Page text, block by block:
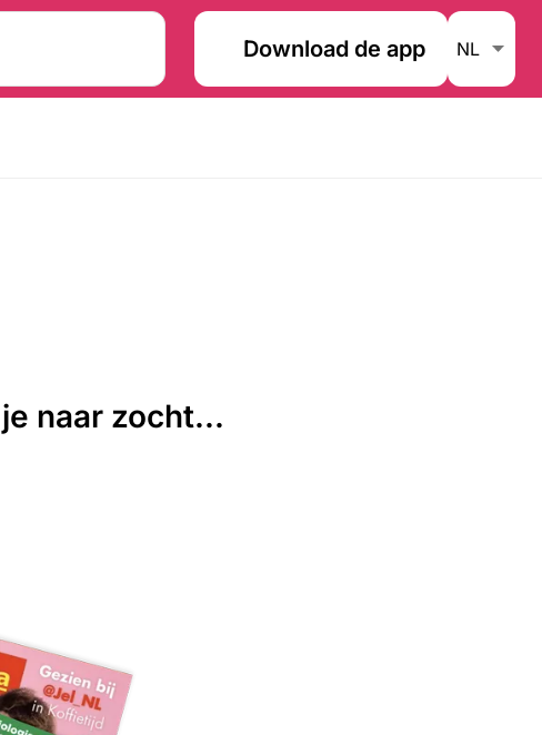
Download de app
naar zocht...